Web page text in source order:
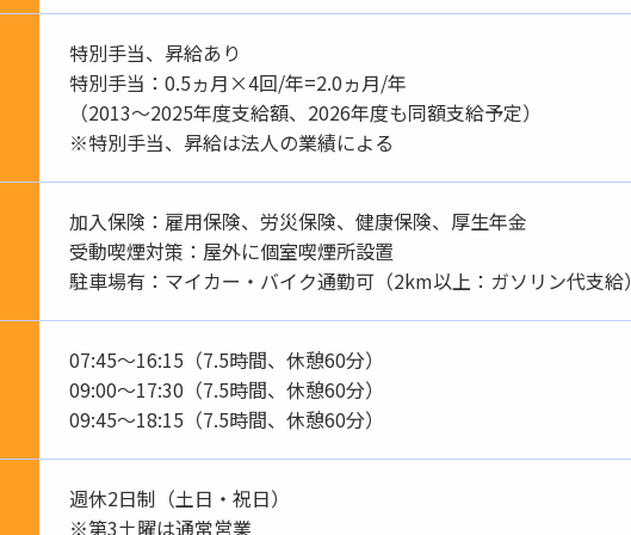
特別手当、昇給あり
特別手当：0.5ヵ月×4回/年=2.0ヵ月/年
（2013～2025年度支給額、2026年度も同額支給予定）
※特別手当、昇給は法人の業績による
加入保険：雇用保険、労災保険、健康保険、厚生年金
受動喫煙対策：屋外に個室喫煙所設置
駐車場有：マイカー・バイク通勤可（2km以上：ガソリン代支給）
07:45～16:15（7.5時間、休憩60分）
09:00～17:30（7.5時間、休憩60分）
09:45～18:15（7.5時間、休憩60分）
週休2日制（土日・祝日）
※第3土曜は通常営業